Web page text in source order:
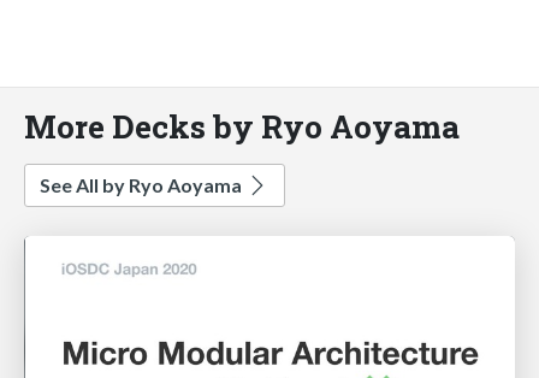
More Decks by Ryo Aoyama
See All by Ryo Aoyama